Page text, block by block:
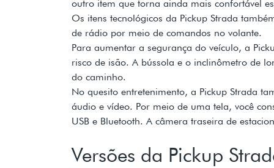
outro item que torna ainda mais confortável
Os itens tecnológicos da Pickup Strada
de rádio por meio de comandos no volante.
Para aumentar a segurança do veículo, a
risco de isão. A bússola e o inclinômetro de
do caminho.
No quesito entretenimento, a Pickup Strada
áudio e vídeo. Por meio de uma tela, você
USB e Bluetooth. A câmera traseira de
Versões da Pickup